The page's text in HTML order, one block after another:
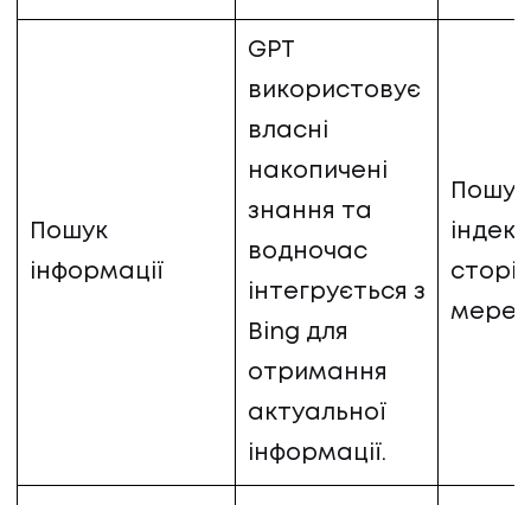
Пошук
інформації
GPT
використовує
власні
накопичені
знання та
водночас
інтегрується з
Bing для
отримання
актуальної
інформації.